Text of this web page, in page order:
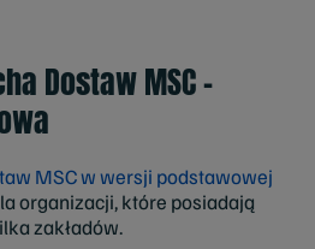
Dostaw MSC –
MSC w wersji podstawowej
organizacji, które posiadają
zakładów.